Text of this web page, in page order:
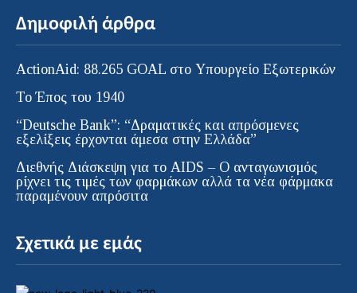
Δημοφιλή άρθρα
ActionAid: 88.265 GOAL στο Υπουργείο Εξωτερικών
Το Έπος του 1940
“Deutsche Bank”: “Δραματικές και απρόσμενες
εξελίξεις έρχονται άμεσα στην Ελλάδα”
Διεθνής Διάσκεψη για το AIDS – Ο ανταγωνισμός
ρίχνει τις τιμές των φαρμάκων αλλά τα νέα φάρμακα
παραμένουν απρόσιτα
Σχετικά με εμάς